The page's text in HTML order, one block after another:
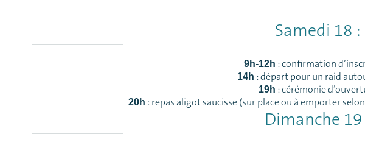
Samedi 18 :
9h-12h : confirmation
14h : départ pour un raid
19h : cérémonie
20h : repas aligot saucisse (sur place ou à emporter
Dimanche 19